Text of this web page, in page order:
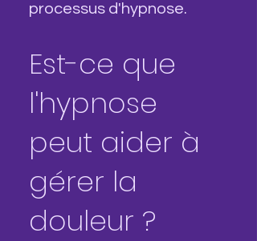
processus d'hypnose.
Est-ce que
l'hypnose
peut aider à
gérer la
douleur ?